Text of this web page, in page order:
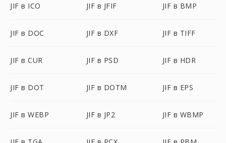
JIF в ICO JIF в JFIF JIF в BMP
JIF в DOC JIF в DXF JIF в TIFF
JIF в CUR JIF в PSD JIF в HDR
JIF в DOT JIF в DOTM JIF в EPS
JIF в WEBP JIF в JP2 JIF в WBMP